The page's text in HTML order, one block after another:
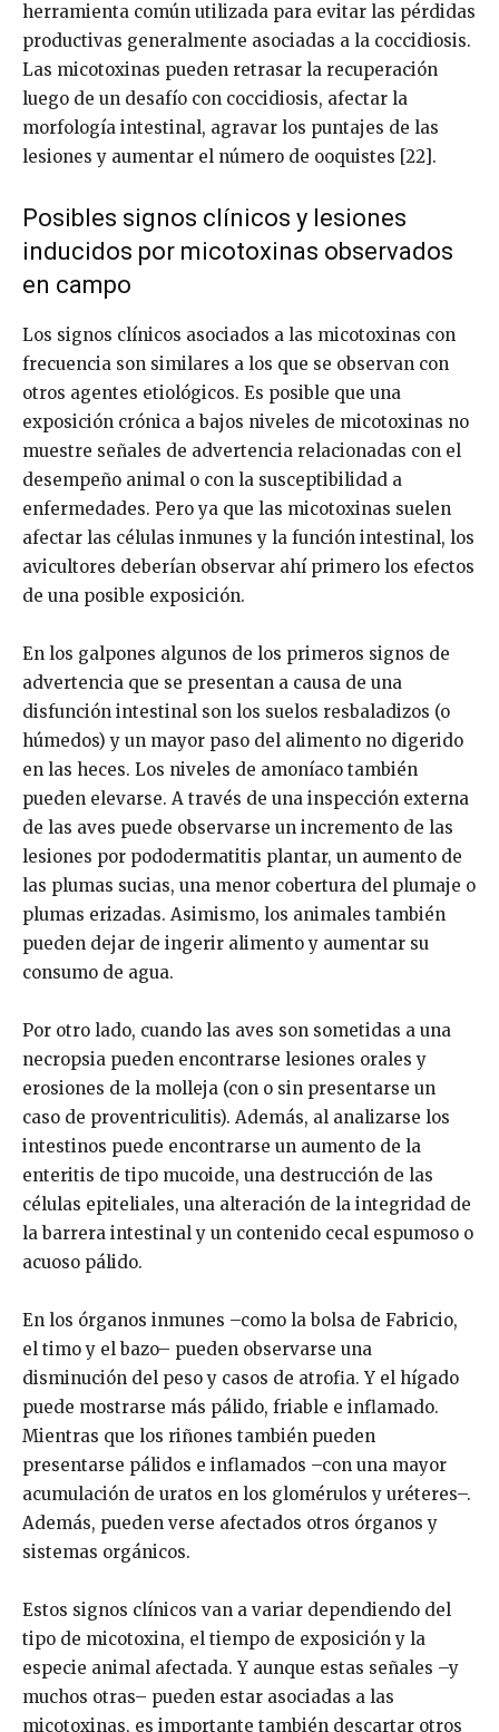
herramienta común utilizada para evitar las pérdidas
productivas generalmente asociadas a la coccidiosis.
Las micotoxinas pueden retrasar la recuperación
luego de un desafío con coccidiosis, afectar la
morfología intestinal, agravar los puntajes de las
lesiones y aumentar el número de ooquistes [22].
Posibles signos clínicos y lesiones
inducidos por micotoxinas observados
en campo
Los signos clínicos asociados a las micotoxinas con
frecuencia son similares a los que se observan con
otros agentes etiológicos. Es posible que una
exposición crónica a bajos niveles de micotoxinas no
muestre señales de advertencia relacionadas con el
desempeño animal o con la susceptibilidad a
enfermedades. Pero ya que las micotoxinas suelen
afectar las células inmunes y la función intestinal, los
avicultores deberían observar ahí primero los efectos
de una posible exposición.
En los galpones algunos de los primeros signos de
advertencia que se presentan a causa de una
disfunción intestinal son los suelos resbaladizos (o
húmedos) y un mayor paso del alimento no digerido
en las heces. Los niveles de amoníaco también
pueden elevarse. A través de una inspección externa
de las aves puede observarse un incremento de las
lesiones por pododermatitis plantar, un aumento de
las plumas sucias, una menor cobertura del plumaje o
plumas erizadas. Asimismo, los animales también
pueden dejar de ingerir alimento y aumentar su
consumo de agua.
Por otro lado, cuando las aves son sometidas a una
necropsia pueden encontrarse lesiones orales y
erosiones de la molleja (con o sin presentarse un
caso de proventriculitis). Además, al analizarse los
intestinos puede encontrarse un aumento de la
enteritis de tipo mucoide, una destrucción de las
células epiteliales, una alteración de la integridad de
la barrera intestinal y un contenido cecal espumoso o
acuoso pálido.
En los órganos inmunes –como la bolsa de Fabricio,
el timo y el bazo– pueden observarse una
disminución del peso y casos de atrofia. Y el hígado
puede mostrarse más pálido, friable e inflamado.
Mientras que los riñones también pueden
presentarse pálidos e inflamados –con una mayor
acumulación de uratos en los glomérulos y uréteres–.
Además, pueden verse afectados otros órganos y
sistemas orgánicos.
Estos signos clínicos van a variar dependiendo del
tipo de micotoxina, el tiempo de exposición y la
especie animal afectada. Y aunque estas señales –y
muchos otras– pueden estar asociadas a las
micotoxinas, es importante también descartar otros